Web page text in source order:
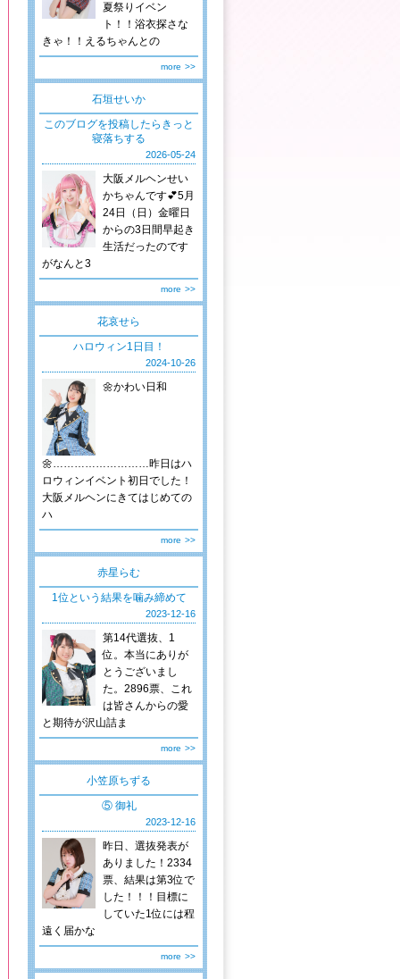
夏祭りイベン
ト！！浴衣探さな
きゃ！！えるちゃんとの
more >>
石垣せいか
このブログを投稿したらきっと
寝落ちする
2026-05-24
大阪メルヘンせい
かちゃんです💕5月
24日（日）金曜日
からの3日間早起き
生活だったのです
がなんと3
more >>
花哀せら
ハロウィン1日目！
2024-10-26
🌼かわい日和
🌼………………………昨日はハ
ロウィンイベント初日でした！
大阪メルヘンにきてはじめての
ハ
more >>
赤星らむ
1位という結果を噛み締めて
2023-12-16
第14代選抜、1
位。本当にありが
とうございまし
た。2896票、これ
は皆さんからの愛
と期待が沢山詰ま
more >>
小笠原ちずる
⑤ 御礼
2023-12-16
昨日、選抜発表が
ありました！2334
票、結果は第3位で
した！！！目標に
していた1位には程
遠く届かな
more >>